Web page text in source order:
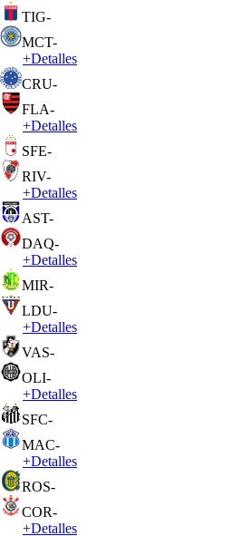
TIG-
MCT-
+Detalles
CRU-
FLA-
+Detalles
SFE-
RIV-
+Detalles
AST-
DAQ-
+Detalles
MIR-
LDU-
+Detalles
VAS-
OLI-
+Detalles
SFC-
MAC-
+Detalles
ROS-
COR-
+Detalles